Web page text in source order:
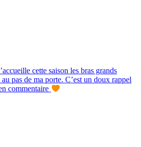
cette saison les bras grands
pas de ma porte. C’est un doux rappel
commentaire